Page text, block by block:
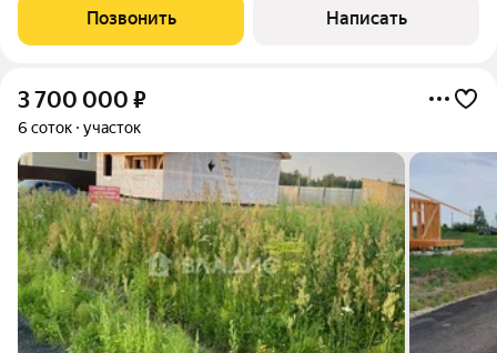
сады; - спортивный центр "Ника" - сетевые магазины, салоны,
кафе. Транспортная
Позвонить Написать
3 700 000 ₽
6 соток участок